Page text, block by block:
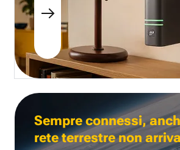
Sempre connessi,
rete terrestre non